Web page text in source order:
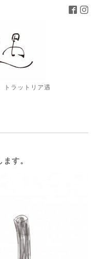
ラットリア遇
す。